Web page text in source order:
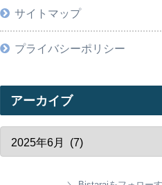
サイトマップ
プライバシーポリシー
アーカイブ